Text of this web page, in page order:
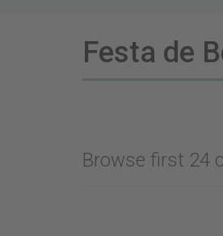
Festa de
Browse first 24